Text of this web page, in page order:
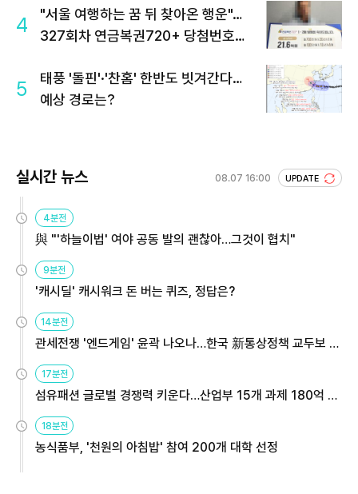
4
"서울 여행하는 꿈 뒤 찾아온 행운"…
327회차 연금복권720+ 당첨번호조
5
태풍 '돌핀'·'찬홈' 한반도 빗겨간다…
예상 경로는?
실시간 뉴스 08.07 16:00 UPDATE
4분전
與 "'하늘이법' 여야 공동 발의 괜찮아…그것이 협치"
9분전
'캐시딜' 캐시워크 돈 버는 퀴즈, 정답은?
14분전
관세전쟁 '엔드게임' 윤곽 나오나…한국 新통상정책 교두보 활
용해야
17분전
섬유패션 글로벌 경쟁력 키운다…산업부 15개 과제 180억 지
원
18분전
농식품부, '천원의 아침밥' 참여 200개 대학 선정